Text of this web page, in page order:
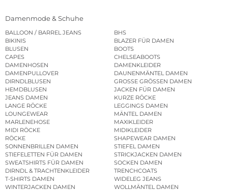
Damenmode & Schuhe
BALLOON / BARREL JEANS
BHS
BIKINIS
BLAZER FÜR DAMEN
BLUSEN
BOOTS
CAPES
CHELSEABOOTS
DAMENHOSEN
DAMENKLEIDER
DAMENPULLOVER
DAUNENMÄNTEL DAMEN
DIRNDLBLUSEN
GROSSE GRÖSSEN DAMEN
HEMDBLUSEN
JACKEN FÜR DAMEN
JEANS DAMEN
KURZE RÖCKE
LANGE RÖCKE
LEGGINGS DAMEN
LOUNGEWEAR
MÄNTEL DAMEN
MARLENEHOSE
MAXIKLEIDER
MIDI RÖCKE
MIDIKLEIDER
RÖCKE
SHAPEWEAR DAMEN
SONNENBRILLEN DAMEN
STIEFEL DAMEN
STIEFELETTEN FÜR DAMEN
STRICKJACKEN DAMEN
SWEATSHIRTS FÜR DAMEN
SOCKEN DAMEN
DIRNDL & TRACHTENKLEIDER
TRENCHCOATS
T-SHIRTS DAMEN
WIDELEG JEANS
WINTERJACKEN DAMEN
WOLLMÄNTEL DAMEN